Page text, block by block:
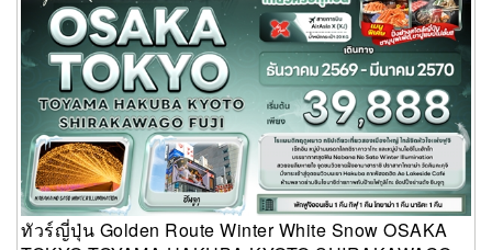
ทัวร์ญี่ปุ่น Golden Route Winter White Snow OSAKA